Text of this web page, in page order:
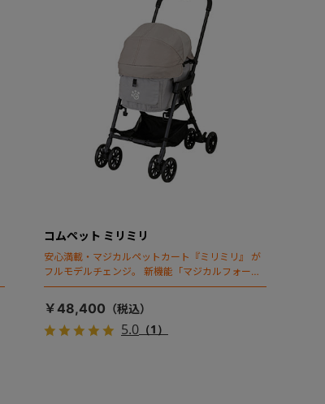
コムペット ミリミリ
安心満載・マジカルペットカート『ミリミリ』 が
フルモデルチェンジ。 新機能「マジカルフォール
ディング」搭載
￥48,400
5.0（1）